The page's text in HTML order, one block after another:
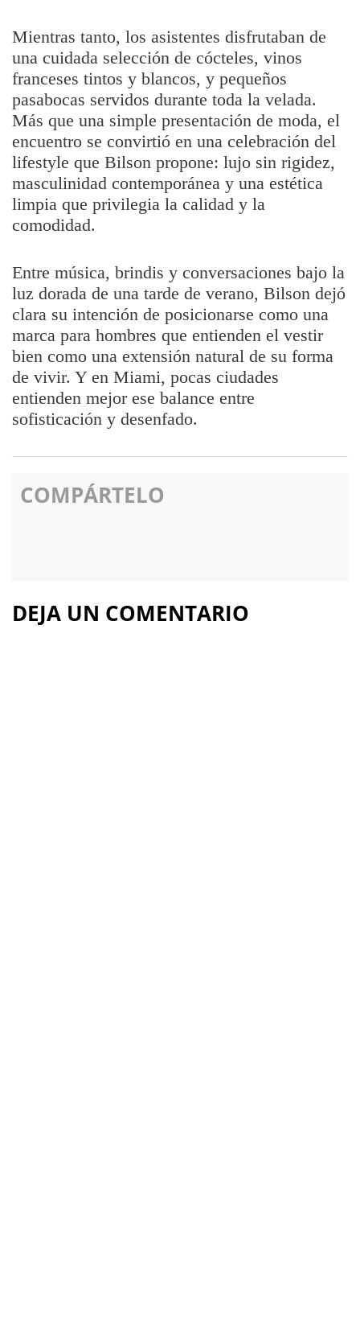
Mientras tanto, los asistentes disfrutaban de
una cuidada selección de cócteles, vinos
franceses tintos y blancos, y pequeños
pasabocas servidos durante toda la velada.
Más que una simple presentación de moda, el
encuentro se convirtió en una celebración del
lifestyle que Bilson propone: lujo sin rigidez,
masculinidad contemporánea y una estética
limpia que privilegia la calidad y la
comodidad.
Entre música, brindis y conversaciones bajo la
luz dorada de una tarde de verano, Bilson dejó
clara su intención de posicionarse como una
marca para hombres que entienden el vestir
bien como una extensión natural de su forma
de vivir. Y en Miami, pocas ciudades
entienden mejor ese balance entre
sofisticación y desenfado.
COMPÁRTELO
DEJA UN COMENTARIO